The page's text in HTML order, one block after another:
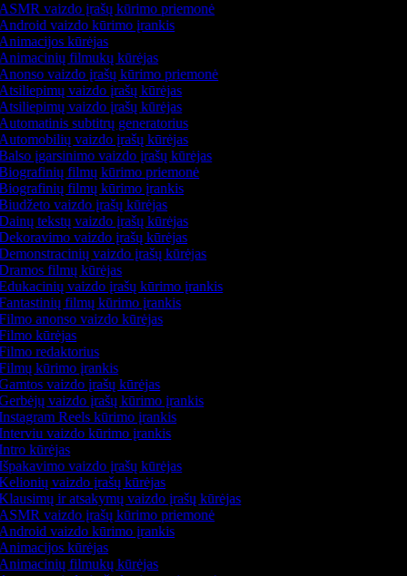
vaizdo įrašų kūrimo priemonė
vaizdo kūrimo įrankis
kūrėjas
filmukų kūrėjas
vaizdo įrašų kūrimo priemonė
vaizdo įrašų kūrėjas
vaizdo įrašų kūrėjas
subtitrų generatorius
vaizdo įrašų kūrėjas
įgarsinimo vaizdo įrašų kūrėjas
filmų kūrimo priemonė
filmų kūrimo įrankis
vaizdo įrašų kūrėjas
tekstų vaizdo įrašų kūrėjas
vaizdo įrašų kūrėjas
vaizdo įrašų kūrėjas
filmų kūrėjas
vaizdo įrašų kūrimo įrankis
filmų kūrimo įrankis
anonso vaizdo kūrėjas
kūrėjas
redaktorius
kūrimo įrankis
vaizdo įrašų kūrėjas
vaizdo įrašų kūrimo įrankis
Reels kūrimo įrankis
vaizdo kūrimo įrankis
kūrėjas
vaizdo įrašų kūrėjas
vaizdo įrašų kūrėjas
ir atsakymų vaizdo įrašų kūrėjas
vaizdo įrašų kūrimo priemonė
vaizdo kūrimo įrankis
kūrėjas
filmukų kūrėjas